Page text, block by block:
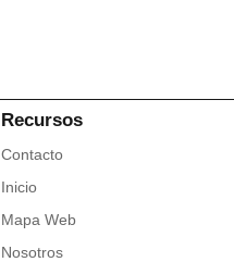
Recursos
Contacto
Inicio
Mapa Web
Nosotros